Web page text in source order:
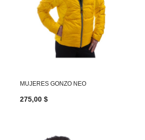
MUJERES GONZO NEO
275,00 $